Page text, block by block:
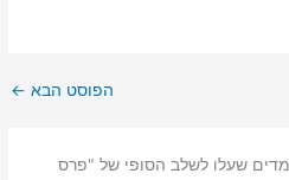
הפוסט הבא ←
שעלו לשלב הסופי של "פרס